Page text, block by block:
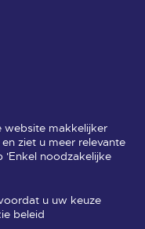
website makkelijker
ziet u meer relevante
'Enkel noodzakelijke
u uw keuze
beleid